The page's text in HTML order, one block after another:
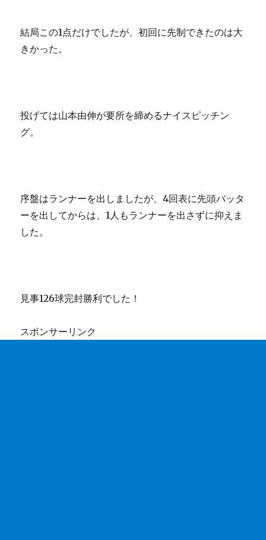
結局この1点だけでしたが、初回に先制できたのは大
きかった。
投げては山本由伸が要所を締めるナイスピッチン
グ。
序盤はランナーを出しましたが、4回表に先頭バッタ
ーを出してからは、1人もランナーを出さずに抑えま
した。
見事126球完封勝利でした！
スポンサーリンク